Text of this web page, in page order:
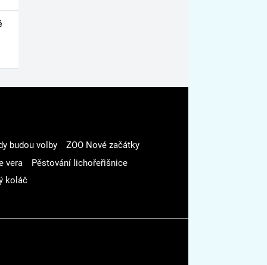
budou volby
ZOO Nové začátky
vera
Pěstování lichořeřišnice
koláč